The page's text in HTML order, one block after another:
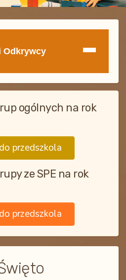
Odkrywcy
ogólnych na rok
przedszkola
ze SPE na rok
przedszkola